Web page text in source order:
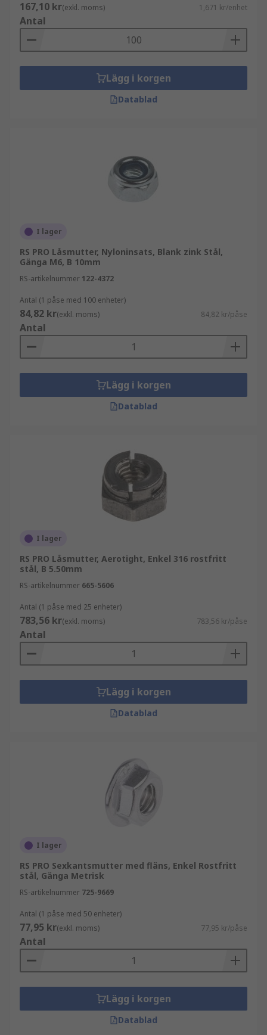
167,10 kr(exkl. moms) 1,671 kr/enhet
Antal
Lägg i korgen
Datablad
I lager
RS PRO Låsmutter, Nyloninsats, Blank zink Stål,
Gänga M6, B 10mm
RS-artikelnummer 122-4372
Antal (1 påse med 100 enheter)
84,82 kr(exkl. moms) 84,82 kr/påse
Antal
Lägg i korgen
Datablad
I lager
RS PRO Låsmutter, Aerotight, Enkel 316 rostfritt
stål, B 5.50mm
RS-artikelnummer 665-5606
Antal (1 påse med 25 enheter)
783,56 kr(exkl. moms) 783,56 kr/påse
Antal
Lägg i korgen
Datablad
I lager
RS PRO Sexkantsmutter med fläns, Enkel Rostfritt
stål, Gänga Metrisk
RS-artikelnummer 725-9669
Antal (1 påse med 50 enheter)
77,95 kr(exkl. moms) 77,95 kr/påse
Antal
Lägg i korgen
Datablad